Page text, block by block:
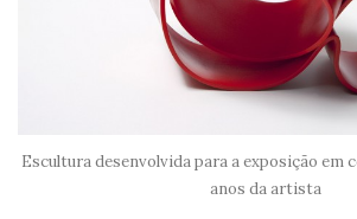
Escultura desenvolvida para a exposição em
anos da artista